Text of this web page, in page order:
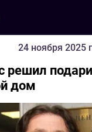
24 ноября 2025
решил
дом